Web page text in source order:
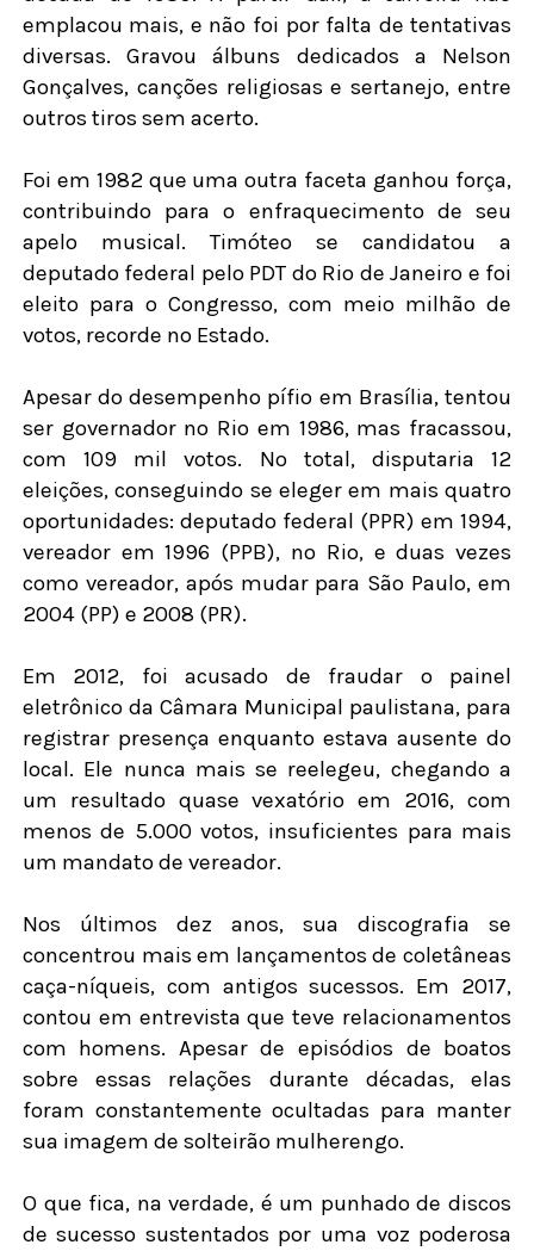
emplacou mais, e não foi por falta de tentativas
diversas. Gravou álbuns dedicados a Nelson
Gonçalves, canções religiosas e sertanejo, entre
outros tiros sem acerto.
Foi em 1982 que uma outra faceta ganhou força,
contribuindo para o enfraquecimento de seu
apelo musical. Timóteo se candidatou a
deputado federal pelo PDT do Rio de Janeiro e foi
eleito para o Congresso, com meio milhão de
votos, recorde no Estado.
Apesar do desempenho pífio em Brasília, tentou
ser governador no Rio em 1986, mas fracassou,
com 109 mil votos. No total, disputaria 12
eleições, conseguindo se eleger em mais quatro
oportunidades: deputado federal (PPR) em 1994,
vereador em 1996 (PPB), no Rio, e duas vezes
como vereador, após mudar para São Paulo, em
2004 (PP) e 2008 (PR).
Em 2012, foi acusado de fraudar o painel
eletrônico da Câmara Municipal paulistana, para
registrar presença enquanto estava ausente do
local. Ele nunca mais se reelegeu, chegando a
um resultado quase vexatório em 2016, com
menos de 5.000 votos, insuficientes para mais
um mandato de vereador.
Nos últimos dez anos, sua discografia se
concentrou mais em lançamentos de coletâneas
caça-níqueis, com antigos sucessos. Em 2017,
contou em entrevista que teve relacionamentos
com homens. Apesar de episódios de boatos
sobre essas relações durante décadas, elas
foram constantemente ocultadas para manter
sua imagem de solteirão mulherengo.
O que fica, na verdade, é um punhado de discos
de sucesso sustentados por uma voz poderosa